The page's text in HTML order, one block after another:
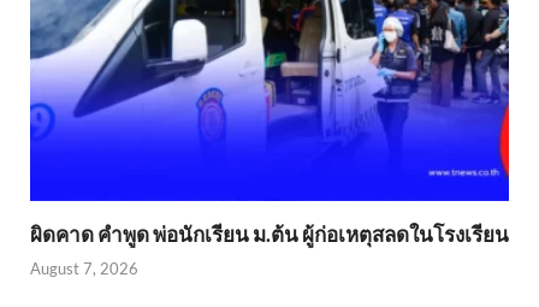
ผิดคาด คำพูด พ่อนักเรียน ม.ต้น ผู้ก่อเหตุสลดในโรงเรียน
August 7, 2026